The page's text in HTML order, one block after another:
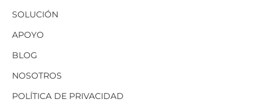
SOLUCIÓN
APOYO
BLOG
NOSOTROS
POLÍTICA DE PRIVACIDAD